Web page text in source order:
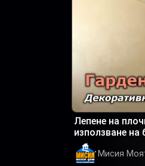
Лепене на
използване
Мисия